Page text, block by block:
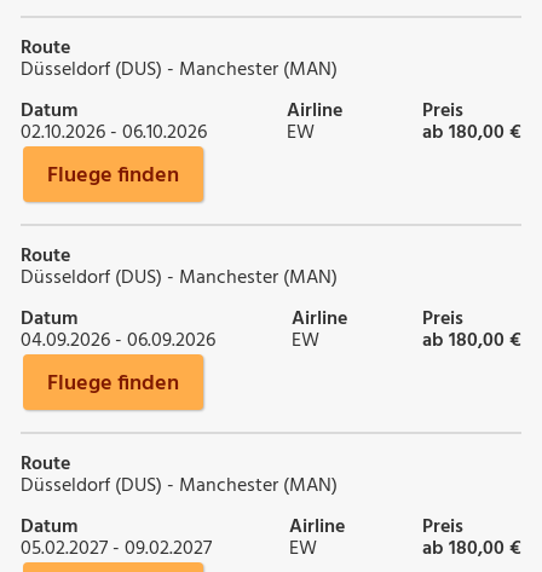
Route
Düsseldorf (DUS) - Manchester (MAN)
Datum
02.10.2026 - 06.10.2026
Airline
EW
Preis
ab 180,00 €
Fluege finden
Route
Düsseldorf (DUS) - Manchester (MAN)
Datum
04.09.2026 - 06.09.2026
Airline
EW
Preis
ab 180,00 €
Fluege finden
Route
Düsseldorf (DUS) - Manchester (MAN)
Datum
05.02.2027 - 09.02.2027
Airline
EW
Preis
ab 180,00 €